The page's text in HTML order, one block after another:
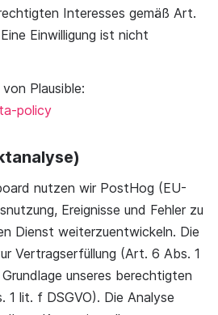
Interesses gemäß Art.
Einwilligung ist nicht
Plausible:
policy
nutzen wir PostHog (EU-
Ereignisse und Fehler zu
Dienst weiterzuentwickeln. Die
Vertragserfüllung (Art. 6 Abs. 1
unseres berechtigten
1 lit. f DSGVO). Die Analyse